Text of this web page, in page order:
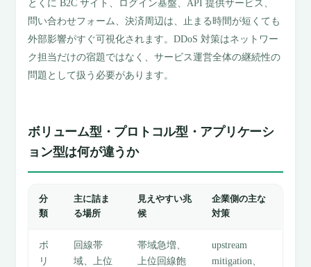
とくに B2C サイト、ログイン基盤、API 提供サービス、
問い合わせフォーム、決済周辺は、止まる時間が短くても
外部影響がすぐ可視化されます。DDoS 対策はネットワー
ク担当だけの宿題ではなく、サービス運営全体の継続性の
問題として扱う必要があります。
ボリューム型・プロトコル型・アプリケーシ
ョン型は何が違うか
分
類
主に詰ま
る場所
見えやすい兆
候
企業側の主な
対策
ボ
リ
回線帯
域、上位
帯域急増、
上位回線飽
upstream
mitigation、